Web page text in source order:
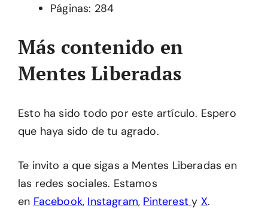
Páginas: 284
Más contenido en
Mentes Liberadas
Esto ha sido todo por este artículo. Espero
que haya sido de tu agrado.
Te invito a que sigas a Mentes Liberadas en
las redes sociales. Estamos
en Facebook, Instagram, Pinteresty X.